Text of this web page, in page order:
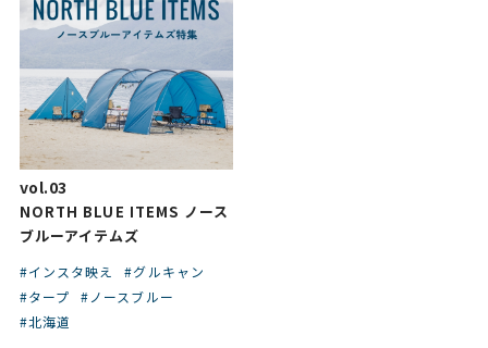
vol.03
NORTH BLUE ITEMS ノース
ブルーアイテムズ
#インスタ映え
#グルキャン
#タープ
#ノースブルー
#北海道